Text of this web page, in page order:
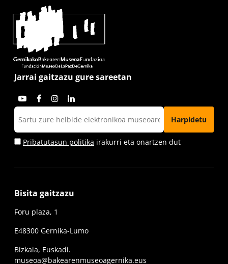
Jarrai gaitzazu gure sareetan
Pribatutasun politika irakurri eta onartzen dut
Bisita gaitzazu
Foru plaza, 1
E48300 Gernika-Lumo
Bizkaia, Euskadi.
museoa@bakearenmuseoagernika.eus